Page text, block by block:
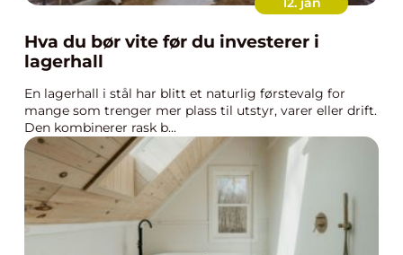
Hva du bør vite før du investerer i
lagerhall
En lagerhall i stål har blitt et naturlig førstevalg for
mange som trenger mer plass til utstyr, varer eller drift.
Den kombinerer rask b...